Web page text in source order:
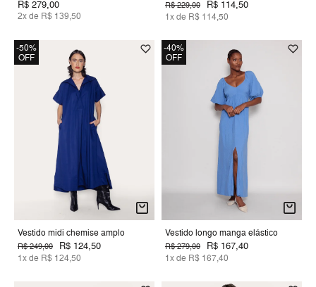
R$ 279,00
2x de R$ 139,50
R$ 229,00 R$ 114,50
1x de R$ 114,50
-50%
OFF
Vestido midi chemise amplo
R$ 249,00 R$ 124,50
1x de R$ 124,50
-40%
OFF
Vestido longo manga elástico
R$ 279,00 R$ 167,40
1x de R$ 167,40